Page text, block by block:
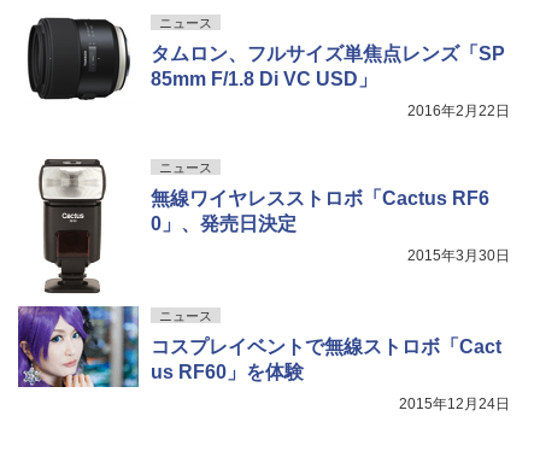
ニュース
タムロン、フルサイズ単焦点レンズ「SP
85mm F/1.8 Di VC USD」
2016年2月22日
ニュース
無線ワイヤレスストロボ「Cactus RF6
0」、発売日決定
2015年3月30日
ニュース
コスプレイベントで無線ストロボ「Cact
us RF60」を体験
2015年12月24日